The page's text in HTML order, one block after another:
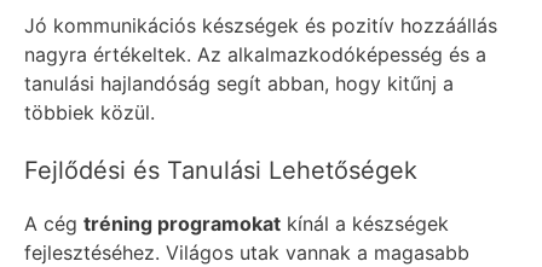
Jó kommunikációs készségek és pozitív hozzáállás
nagyra értékeltek. Az alkalmazkodóképesség és a
tanulási hajlandóság segít abban, hogy kitűnj a
többiek közül.
Fejlődési és Tanulási Lehetőségek
A cég tréning programokat kínál a készségek
fejlesztéséhez. Világos utak vannak a magasabb